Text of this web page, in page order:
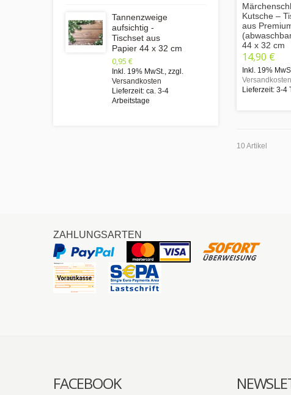
Kutsche –
aus
44 x 32 cm
14,90 €
Inkl. 19%
Versandkosten
Lieferzeit: 3-4
10 Artikel
Tannenzweige
aufsichtig -
Tischset aus
Papier 44 x 32 cm
0,95 €
Inkl. 19% MwSt., zzgl.
Versandkosten
Lieferzeit: ca. 3-4
Arbeitstage
ZAHLUNGSARTEN
FACEBOOK